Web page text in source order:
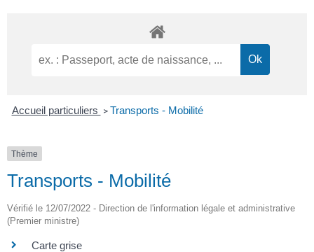
Accueil particuliers > Transports - Mobilité
Thème
Transports - Mobilité
Vérifié le 12/07/2022 - Direction de l'information légale et administrative
(Premier ministre)
Carte grise